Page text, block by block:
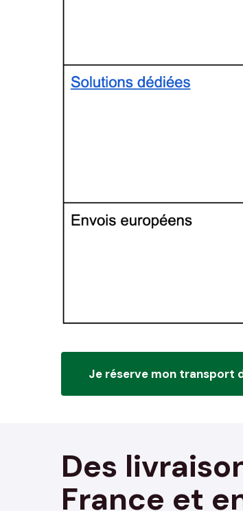
Je réserve mon transport
Des
France et